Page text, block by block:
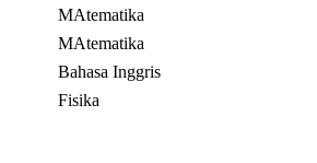
MAtematika
MAtematika
Bahasa Inggris
Fisika